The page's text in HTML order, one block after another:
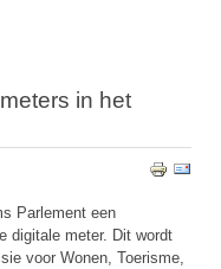
in het
Parlement een
digitale meter. Dit wordt
voor Wonen, Toerisme,